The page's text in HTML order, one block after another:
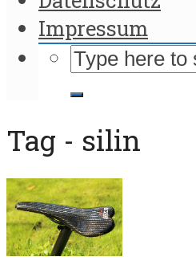
Impressum
Tag - silin